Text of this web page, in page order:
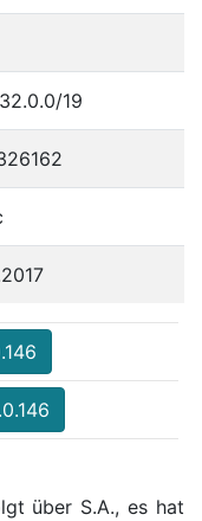
19
über S.A., es hat